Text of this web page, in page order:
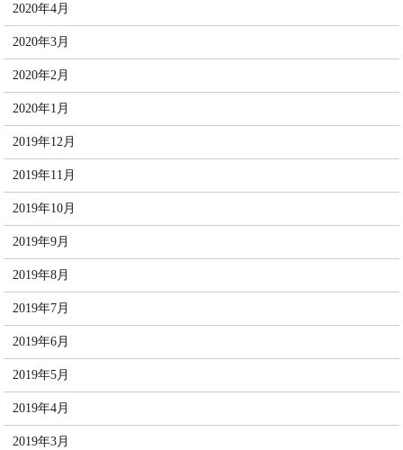
2020年4月
2020年3月
2020年2月
2020年1月
2019年12月
2019年11月
2019年10月
2019年9月
2019年8月
2019年7月
2019年6月
2019年5月
2019年4月
2019年3月